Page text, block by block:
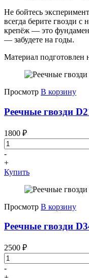
Не бойтесь
всегда берите гвозди
крепёж — это
— забудете на годы.
Материал подготовлен
Просмотр В корзину
Реечные гвозди
1800 ₽
-
+
Купить
Просмотр В корзину
Реечные гвозди
2500 ₽
-